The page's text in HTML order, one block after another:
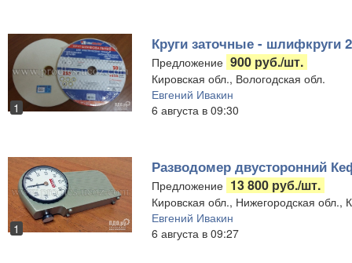
1
Круги заточные - шлифкруги
Предложение 900 руб./шт.
Кировская обл., Вологодская обл.
Евгений Ивакин
6 августа в 09:30
1
Разводомер двусторонний
Предложение 13 800 руб./шт.
Кировская обл., Нижегородская обл.,
Евгений Ивакин
6 августа в 09:27